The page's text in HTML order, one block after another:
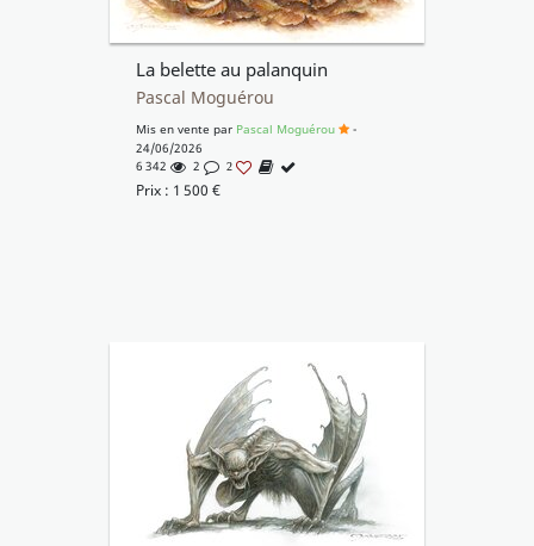
La belette au palanquin
Pascal Moguérou
Mis en vente par Pascal Moguérou
-
24/06/2026
6 342
2 2
Prix : 1 500 €